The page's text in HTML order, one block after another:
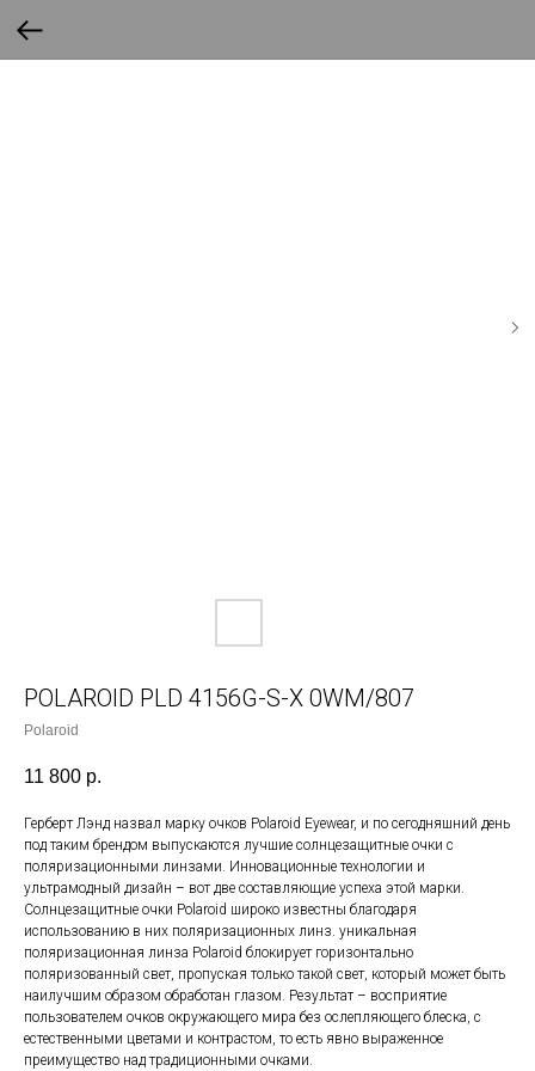
POLAROID PLD 4156G-S-X 0WM/807
Polaroid
11 800 р.
Герберт Лэнд назвал марку очков Polaroid Eyewear, и по сегодняшний день
под таким брендом выпускаются лучшие солнцезащитные очки с
поляризационными линзами. Инновационные технологии и
ультрамодный дизайн – вот две составляющие успеха этой марки.
Солнцезащитные очки Polaroid широко известны благодаря
использованию в них поляризационных линз. уникальная
поляризационная линза Polaroid блокирует горизонтально
поляризованный свет, пропуская только такой свет, который может быть
наилучшим образом обработан глазом. Результат – восприятие
пользователем очков окружающего мира без ослепляющего блеска, с
естественными цветами и контрастом, то есть явно выраженное
преимущество над традиционными очками.